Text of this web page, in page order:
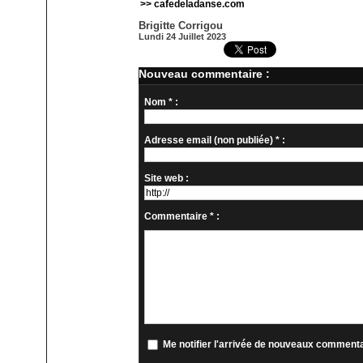
>> cafedeladanse.com
Brigitte Corrigou
Lundi 24 Juillet 2023
Nouveau commentaire :
Nom * :
Adresse email (non publiée) * :
Site web :
Commentaire * :
Me notifier l'arrivée de nouveaux